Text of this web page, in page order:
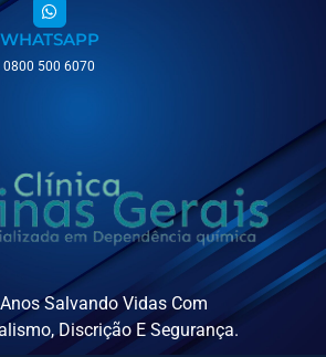
WHATSAPP
0800 500 6070
Salvando Vidas Com
Discrição E Segurança.